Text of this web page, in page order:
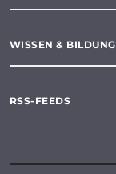
WISSEN & BILDUNG
RSS-FEEDS